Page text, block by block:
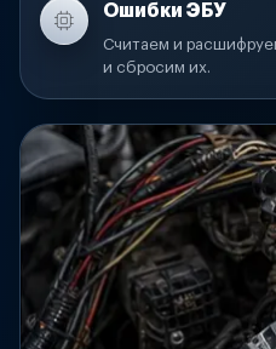
Ошибки ЭБУ
Считаем и
и сбросим их.